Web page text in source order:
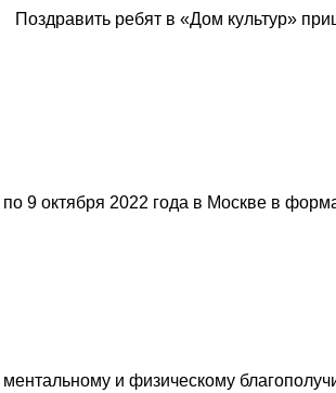
ребят в «Дом культур»
9 октября 2022 года в Москве в
и физическому